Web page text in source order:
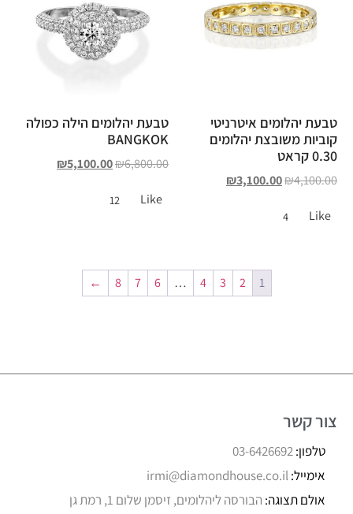
טבעת יהלומים איטרניטי
קוביות משובצת יהלומים
0.30 קראט
₪4,100.00
₪3,100.00
Like
4
טבעת יהלומים הילה כפולה
BANGKOK
₪6,800.00
₪5,100.00
Like
12
1
2
3
4
…
6
7
8
←
צור קשר
טלפון:03-6426692
אימייל:irmi@diamondhouse.co.il
אולם תצוגה: הבורסה ליהלומים, זיסמן שלום 1, רמת גן